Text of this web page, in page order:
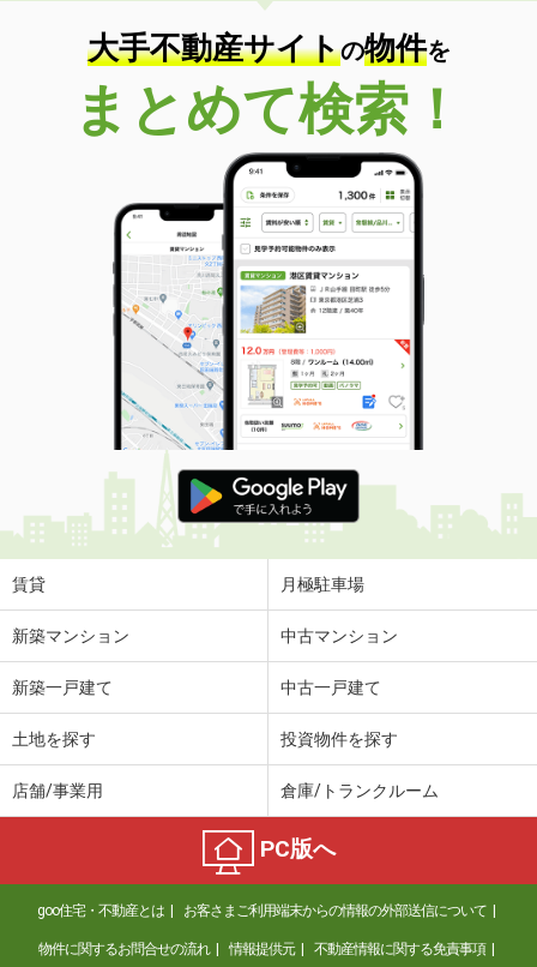
大手不動産サイトの物件を
まとめて検索！
賃貸 月極駐車場
新築マンション 中古マンション
新築一戸建て 中古一戸建て
土地を探す 投資物件を探す
店舗/事業用 倉庫/トランクルーム
PC版へ
goo住宅・不動産とは お客さまご利用端末からの情報の外部送信について
物件に関するお問合せの流れ 情報提供元 不動産情報に関する免責事項